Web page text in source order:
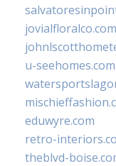
jovialfloralco.com
u-seehomes.com
eduwyre.com
retro-
theblvd-